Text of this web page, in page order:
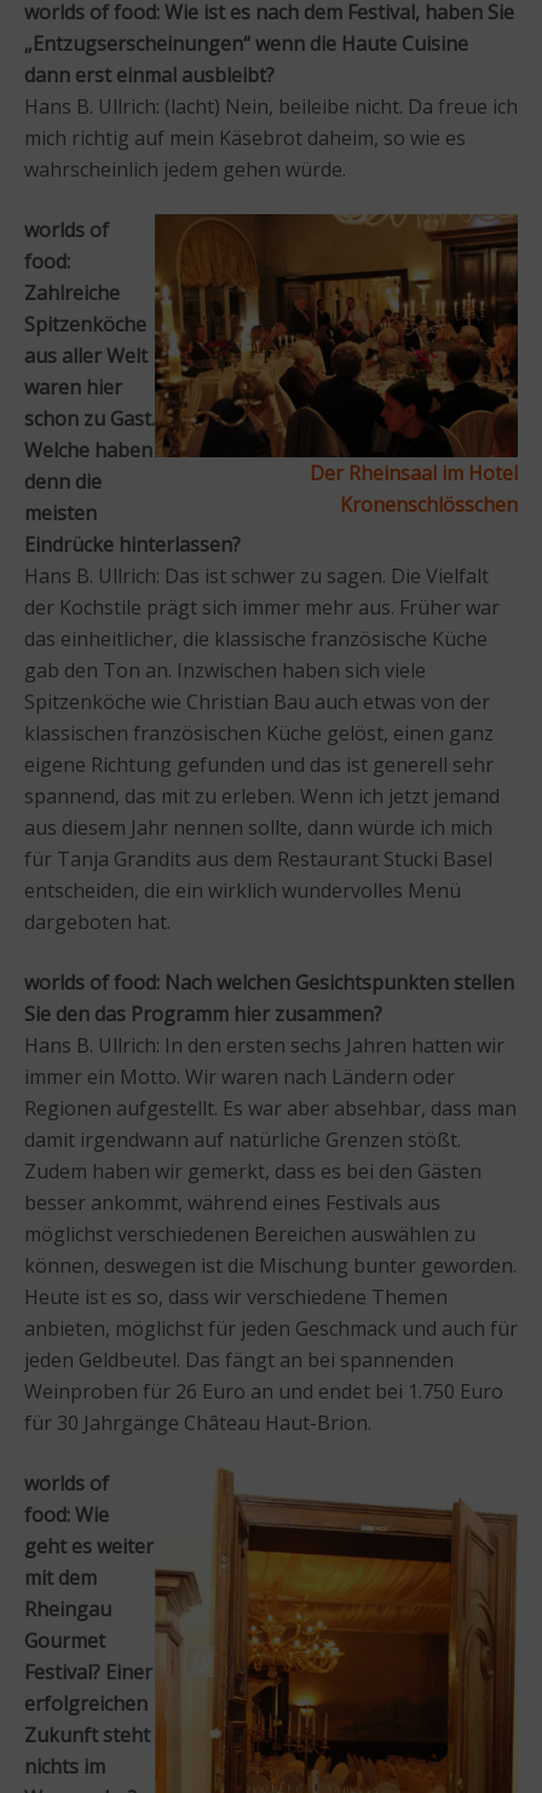
worlds of food: Wie ist es nach dem Festival, haben Sie
„Entzugserscheinungen“ wenn die Haute Cuisine
dann erst einmal ausbleibt?
Hans B. Ullrich: (lacht) Nein, beileibe nicht. Da freue ich
mich richtig auf mein Käsebrot daheim, so wie es
wahrscheinlich jedem gehen würde.
Der Rheinsaal im Hotel
Kronenschlösschen
worlds of
food:
Zahlreiche
Spitzenköche
aus aller Welt
waren hier
schon zu Gast.
Welche haben
denn die
meisten
Eindrücke hinterlassen?
Hans B. Ullrich: Das ist schwer zu sagen. Die Vielfalt
der Kochstile prägt sich immer mehr aus. Früher war
das einheitlicher, die klassische französische Küche
gab den Ton an. Inzwischen haben sich viele
Spitzenköche wie Christian Bau auch etwas von der
klassischen französischen Küche gelöst, einen ganz
eigene Richtung gefunden und das ist generell sehr
spannend, das mit zu erleben. Wenn ich jetzt jemand
aus diesem Jahr nennen sollte, dann würde ich mich
für Tanja Grandits aus dem Restaurant Stucki Basel
entscheiden, die ein wirklich wundervolles Menü
dargeboten hat.
worlds of food: Nach welchen Gesichtspunkten stellen
Sie den das Programm hier zusammen?
Hans B. Ullrich: In den ersten sechs Jahren hatten wir
immer ein Motto. Wir waren nach Ländern oder
Regionen aufgestellt. Es war aber absehbar, dass man
damit irgendwann auf natürliche Grenzen stößt.
Zudem haben wir gemerkt, dass es bei den Gästen
besser ankommt, während eines Festivals aus
möglichst verschiedenen Bereichen auswählen zu
können, deswegen ist die Mischung bunter geworden.
Heute ist es so, dass wir verschiedene Themen
anbieten, möglichst für jeden Geschmack und auch für
jeden Geldbeutel. Das fängt an bei spannenden
Weinproben für 26 Euro an und endet bei 1.750 Euro
für 30 Jahrgänge Château Haut-Brion.
worlds of
food: Wie
geht es weiter
mit dem
Rheingau
Gourmet
Festival? Einer
erfolgreichen
Zukunft steht
nichts im